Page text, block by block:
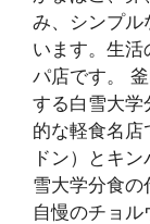
み、シンプル
います。生活
パ店です。
する白雪大学
的な軽食名店
ドン）とキ
雪大学分食
自慢のチョ